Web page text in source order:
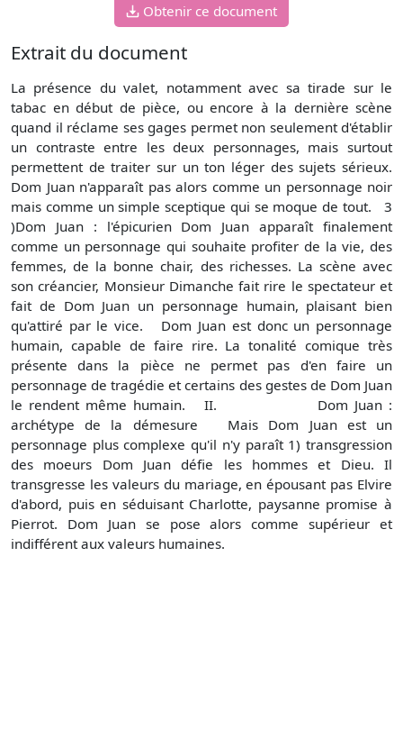
Obtenir ce document
Extrait du document
La présence du valet, notamment avec sa tirade sur le
tabac en début de pièce, ou encore à la dernière scène
quand il réclame ses gages permet non seulement d'établir
un contraste entre les deux personnages, mais surtout
permettent de traiter sur un ton léger des sujets sérieux.
Dom Juan n'apparaît pas alors comme un personnage noir
mais comme un simple sceptique qui se moque de tout. 3
)Dom Juan : l'épicurien Dom Juan apparaît finalement
comme un personnage qui souhaite profiter de la vie, des
femmes, de la bonne chair, des richesses. La scène avec
son créancier, Monsieur Dimanche fait rire le spectateur et
fait de Dom Juan un personnage humain, plaisant bien
qu'attiré par le vice. Dom Juan est donc un personnage
humain, capable de faire rire. La tonalité comique très
présente dans la pièce ne permet pas d'en faire un
personnage de tragédie et certains des gestes de Dom Juan
le rendent même humain. II. Dom Juan :
archétype de la démesure Mais Dom Juan est un
personnage plus complexe qu'il n'y paraît 1) transgression
des moeurs Dom Juan défie les hommes et Dieu. Il
transgresse les valeurs du mariage, en épousant pas Elvire
d'abord, puis en séduisant Charlotte, paysanne promise à
Pierrot. Dom Juan se pose alors comme supérieur et
indifférent aux valeurs humaines.